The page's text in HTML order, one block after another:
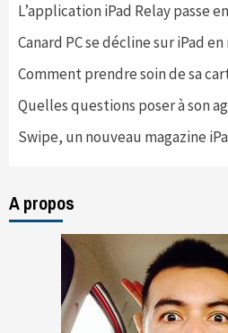
L’application iPad Relay passe
Canard PC se décline sur iPad
Comment prendre soin de sa
Quelles questions poser à son
Swipe, un nouveau magazine
A propos